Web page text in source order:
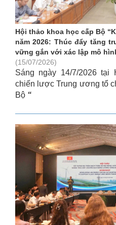
Hội thảo khoa học cấp Bộ
năm 2026: Thúc đẩy tăng
vững gắn với xác lập mô
(15/07/2026)
Sáng ngày 14/7/2026 tại
chiến lược Trung ương tổ
Bộ “